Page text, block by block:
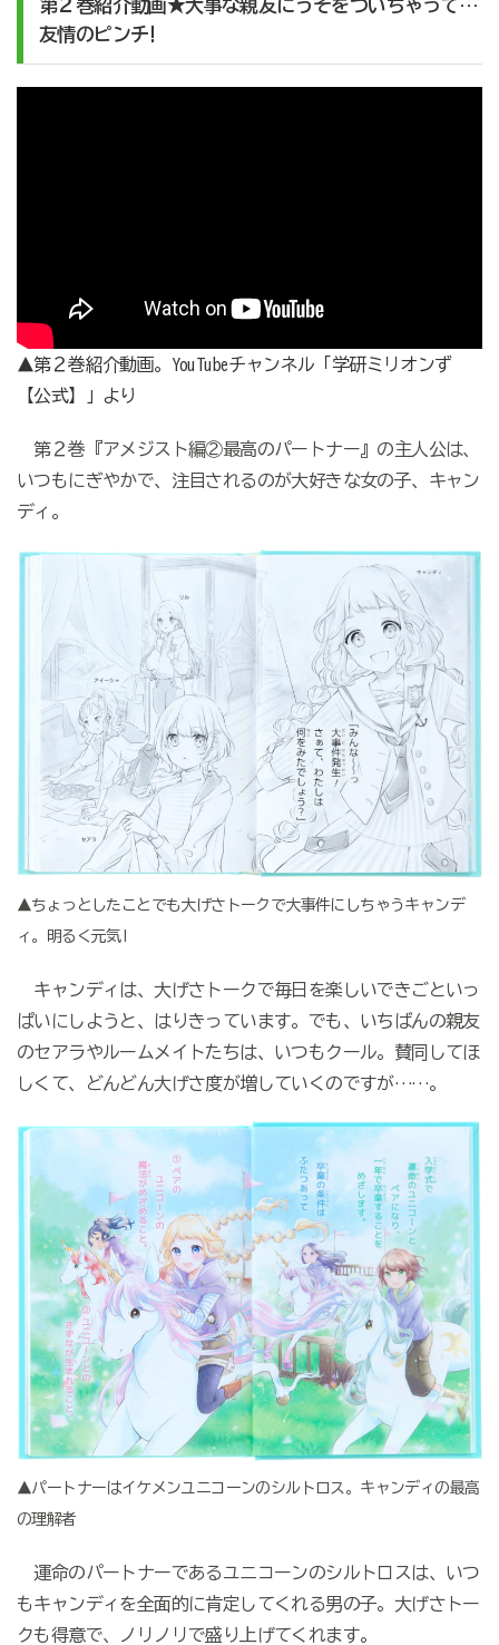
第２巻紹介動画★大事な親友にうそをついちゃって…
友情のピンチ!
▲第２巻紹介動画。YouTubeチャンネル「学研ミリオンず
【公式】」より
第２巻『アメジスト編②最高のパートナー』の主人公は、
いつもにぎやかで、注目されるのが大好きな女の子、キャン
ディ。
▲ちょっとしたことでも大げさトークで大事件にしちゃうキャンデ
ィ。明るく元気!
キャンディは、大げさトークで毎日を楽しいできごといっ
ぱいにしようと、はりきっています。でも、いちばんの親友
のセアラやルームメイトたちは、いつもクール。賛同してほ
しくて、どんどん大げさ度が増していくのですが……。
▲パートナーはイケメンユニコーンのシルトロス。キャンディの最高
の理解者
運命のパートナーであるユニコーンのシルトロスは、いつ
もキャンディを全面的に肯定してくれる男の子。大げさトー
クも得意で、ノリノリで盛り上げてくれます。